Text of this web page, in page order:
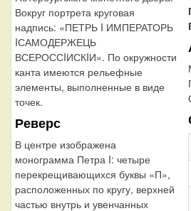
Вокруг портрета круговая
надпись: «ПЕТРЬ I ИМПЕРАТОРЬ
IСАМОДЕРЖЕЦЬ
ВСЕРОССIИСКIИ». По окружности
канта имеются рельефные
элементы, выполненные в виде
точек.
Реверс
В центре изображена
монограмма Петра I: четыре
перекрещивающихся буквы «П»,
расположенных по кругу, верхней
частью внутрь и увенчанных